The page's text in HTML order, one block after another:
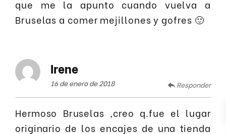
que me la apunto cuando vuelva a
Bruselas a comer mejillones y gofres 🙂
Irene
16 de enero de 2018 Responder
Hermoso Bruselas ,creo q.fue el lugar
originario de los encajes de una tienda